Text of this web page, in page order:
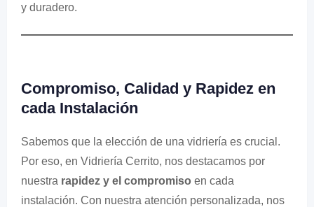
y duradero.
Compromiso, Calidad y Rapidez en
cada Instalación
Sabemos que la elección de una vidriería es crucial.
Por eso, en Vidriería Cerrito, nos destacamos por
nuestra rapidez y el compromiso en cada
instalación. Con nuestra atención personalizada, nos